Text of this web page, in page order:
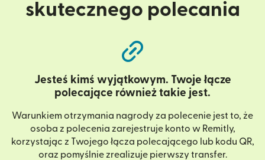
skutecznego polecania
Jesteś kimś wyjątkowym. Twoje łącze
polecające również takie jest.
Warunkiem otrzymania nagrody za polecenie jest to, że
osoba z polecenia zarejestruje konto w Remitly,
korzystając z Twojego łącza polecającego lub kodu QR,
oraz pomyślnie zrealizuje pierwszy transfer.